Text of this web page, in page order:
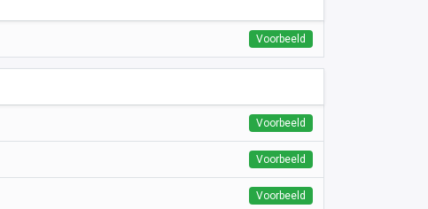
Voorbeeld
Voorbeeld
Voorbeeld
Voorbeeld